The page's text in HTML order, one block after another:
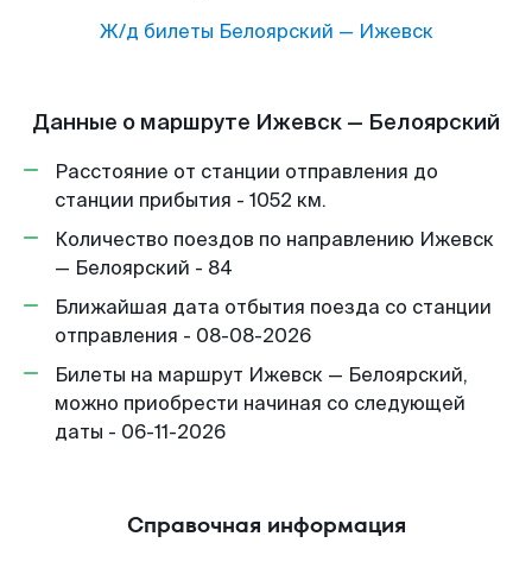
Ж/д билеты Белоярский — Ижевск
Данные о маршруте Ижевск — Белоярский
Расстояние от станции отправления до
станции прибытия - 1052 км.
Количество поездов по направлению Ижевск
— Белоярский - 84
Ближайшая дата отбытия поезда со станции
отправления - 08-08-2026
Билеты на маршрут Ижевск — Белоярский,
можно приобрести начиная со следующей
даты - 06-11-2026
Справочная информация